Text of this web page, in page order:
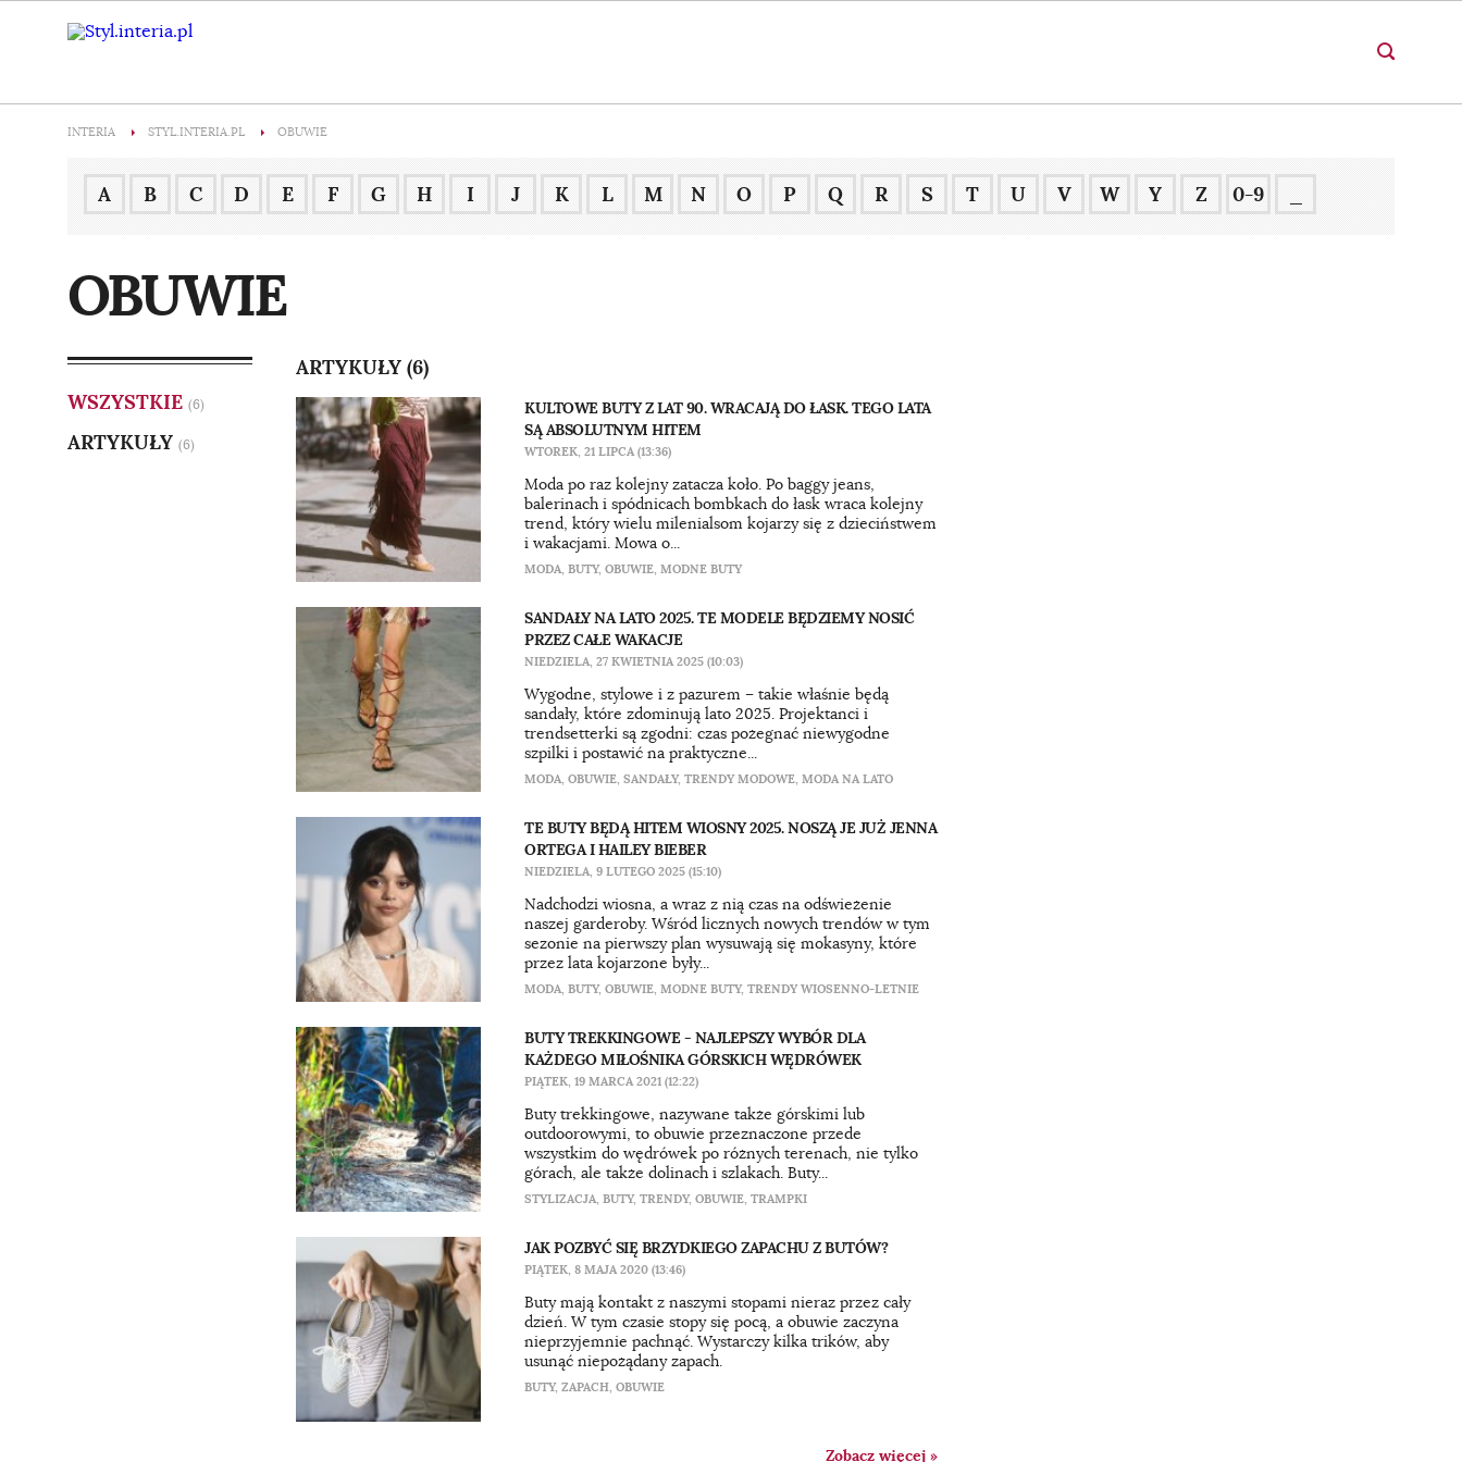
INTERIA STYL.INTERIA.PL OBUWIE
A B C D E F G H I J K L M N O P Q R S T U V W Y Z 0-9
OBUWIE
WSZYSTKIE (6)
ARTYKUŁY (6)
ARTYKUŁY (6)
KULTOWE BUTY Z LAT 90. WRACAJĄ DO ŁASK. TEGO LATA
SĄ ABSOLUTNYM HITEM
WTOREK, 21 LIPCA (13:36)
Moda po raz kolejny zatacza koło. Po baggy jeans,
balerinach i spódnicach bombkach do łask wraca kolejny
trend, który wielu milenialsom kojarzy się z dzieciństwem
i wakacjami. Mowa o...
MODA, BUTY, OBUWIE, MODNE BUTY
SANDAŁY NA LATO 2025. TE MODELE BĘDZIEMY NOSIĆ
PRZEZ CAŁE WAKACJE
NIEDZIELA, 27 KWIETNIA 2025 (10:03)
Wygodne, stylowe i z pazurem – takie właśnie będą
sandały, które zdominują lato 2025. Projektanci i
trendsetterki są zgodni: czas pożegnać niewygodne
szpilki i postawić na praktyczne...
MODA, OBUWIE, SANDAŁY, TRENDY MODOWE, MODA NA LATO
TE BUTY BĘDĄ HITEM WIOSNY 2025. NOSZĄ JE JUŻ JENNA
ORTEGA I HAILEY BIEBER
NIEDZIELA, 9 LUTEGO 2025 (15:10)
Nadchodzi wiosna, a wraz z nią czas na odświeżenie
naszej garderoby. Wśród licznych nowych trendów w tym
sezonie na pierwszy plan wysuwają się mokasyny, które
przez lata kojarzone były...
MODA, BUTY, OBUWIE, MODNE BUTY, TRENDY WIOSENNO-LETNIE
BUTY TREKKINGOWE - NAJLEPSZY WYBÓR DLA
KAŻDEGO MIŁOŚNIKA GÓRSKICH WĘDRÓWEK
PIĄTEK, 19 MARCA 2021 (12:22)
Buty trekkingowe, nazywane także górskimi lub
outdoorowymi, to obuwie przeznaczone przede
wszystkim do wędrówek po różnych terenach, nie tylko
górach, ale także dolinach i szlakach. Buty...
STYLIZACJA, BUTY, TRENDY, OBUWIE, TRAMPKI
JAK POZBYĆ SIĘ BRZYDKIEGO ZAPACHU Z BUTÓW?
PIĄTEK, 8 MAJA 2020 (13:46)
Buty mają kontakt z naszymi stopami nieraz przez cały
dzień. W tym czasie stopy się pocą, a obuwie zaczyna
nieprzyjemnie pachnąć. Wystarczy kilka trików, aby
usunąć niepożądany zapach.
BUTY, ZAPACH, OBUWIE
Zobacz więcej »